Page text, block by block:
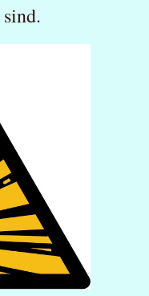
sind.